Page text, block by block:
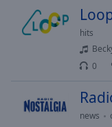
Dialog
hits
0
news